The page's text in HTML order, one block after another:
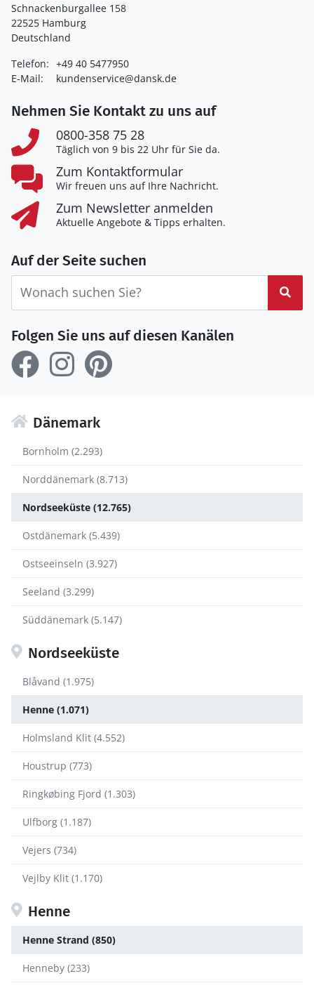
Schnackenburgallee 158
22525 Hamburg
Deutschland
Telefon: +49 40 5477950
E-Mail:
kundenservice@dansk.de
Nehmen Sie Kontakt zu uns auf
0800-358 75 28
Täglich von 9 bis 22 Uhr für Sie da.
Zum Kontaktformular
Wir freuen uns auf Ihre Nachricht.
Zum Newsletter anmelden
Aktuelle Angebote & Tipps erhalten.
Auf der Seite suchen
Folgen Sie uns auf diesen Kanälen
Dänemark
Bornholm (2.293)
Norddänemark (8.713)
Nordseeküste (12.765)
Ostdänemark (5.439)
Ostseeinseln (3.927)
Seeland (3.299)
Süddänemark (5.147)
Nordseeküste
Blåvand (1.975)
Henne (1.071)
Holmsland Klit (4.552)
Houstrup (773)
Ringkøbing Fjord (1.303)
Ulfborg (1.187)
Vejers (734)
Vejlby Klit (1.170)
Henne
Henne Strand (850)
Henneby (233)